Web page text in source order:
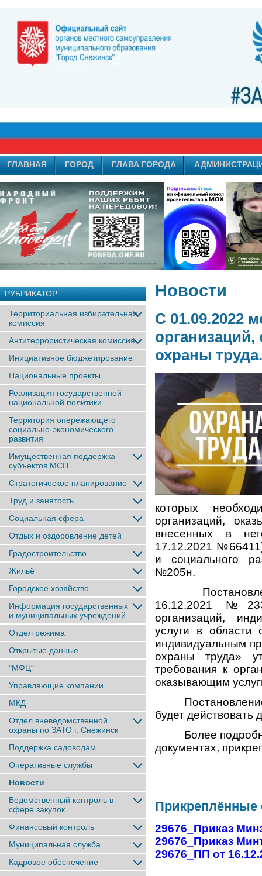
ГЛАВНАЯ ГОРОД ГЛАВА ГОРОДА
РУБРИКАТОР
Территориальная избирательная
комиссия
Антитеррористическая комиссия
Инициативное бюджетирование
Национальные проекты
Реализация государственной
национальной политики
Территория опережающего
социально-экономического
развития
Имущественная поддержка
субъектов МСП
Стратегическое планирование
Труд и занятость
Социальная сфера
Отдых и оздоровление детей
Градостроительство
Жильё
Городское хозяйство
Информация государственных
и муниципальных учреждений
Отдел режима
Открытые данные
"МФЦ"
Управляющие компании
МКД
Отдел вневедомственной
охраны по ЗАТО г. Снежинск
Поддержка садоводам
Оперативные службы
Новости
Ведомственный контроль в
сфере закупок
Финансовый контроль
Муниципальная служба
Кадровое обеспечение
Новости
С 01.09.2022
охраны труда.
которых
организаций,
внесенных в
17.12.2021
и социального
№205н.
16.12.2021
организаций,
услуги в области
индивидуальным
охраны труда»
требования к
оказывающим
Постановление
будет действовать
Более подробно
документах,
29676_Приказ
29676_Приказ
29676_ПП от